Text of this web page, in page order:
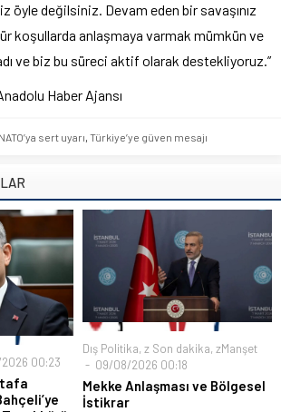
öyle değilsiniz. Devam eden bir savaşınız
ür koşullarda anlaşmaya varmak mümkün ve
ve biz bu süreci aktif olarak destekliyoruz.”
Haber Ajansı
sert uyarı, Türkiye’ye güven mesajı
00:23
Dış Politika, z Son dakika, zManşet
09/08/2026 00:18
Mekke Anlaşması ve Bölgesel
İstikrar